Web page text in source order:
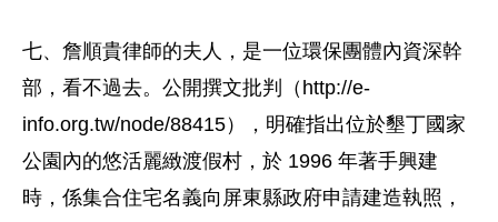
七、詹順貴律師的夫人，是一位環保團體內資深幹
部，看不過去。公開撰文批判（http://e-
info.org.tw/node/88415），明確指出位於墾丁國家
公園內的悠活麗緻渡假村，於 1996 年著手興建
時，係集合住宅名義向屏東縣政府申請建造執照，